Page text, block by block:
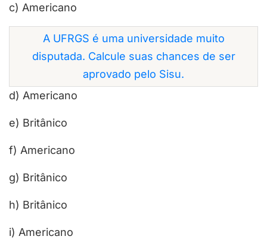
c) Americano
A UFRGS é uma universidade muito
disputada. Calcule suas chances de ser
aprovado pelo Sisu.
d) Americano
e) Britânico
f) Americano
g) Britânico
h) Britânico
i) Americano